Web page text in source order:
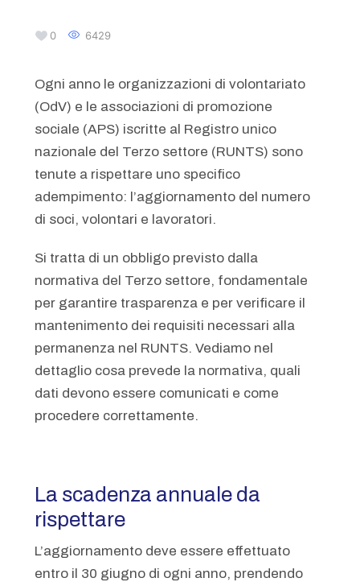
0 6429
Ogni anno le organizzazioni di volontariato
(OdV) e le associazioni di promozione
sociale (APS) iscritte al Registro unico
nazionale del Terzo settore (RUNTS) sono
tenute a rispettare uno specifico
adempimento: l’aggiornamento del numero
di soci, volontari e lavoratori.
Si tratta di un obbligo previsto dalla
normativa del Terzo settore, fondamentale
per garantire trasparenza e per verificare il
mantenimento dei requisiti necessari alla
permanenza nel RUNTS. Vediamo nel
dettaglio cosa prevede la normativa, quali
dati devono essere comunicati e come
procedere correttamente.
La scadenza annuale da
rispettare
L’aggiornamento deve essere effettuato
entro il 30 giugno di ogni anno, prendendo